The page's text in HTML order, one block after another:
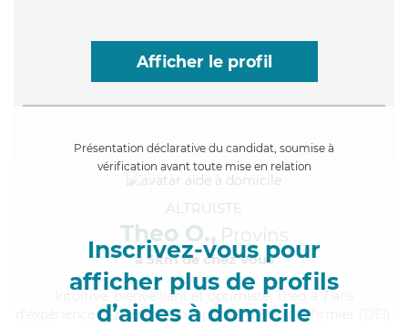
Afficher le profil
Présentation déclarative du candidat, soumise à
vérification avant toute mise en relation
Inscrivez-vous pour
afficher plus de profils
d’aides à domicile
ALTRUISTE
Theo O., Provins
à 5km de chez Vous
, bienveillant et optimiste, Theo a 7 ans
d'expérience et possède un diplôme d'Etat d'infirmier (DEI).